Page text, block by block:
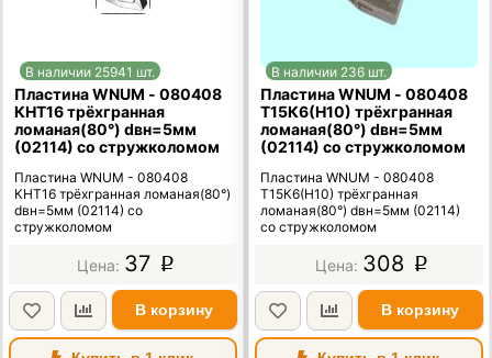
В наличии 25941 шт.
Пластина WNUM - 080408
КНТ16 трёхгранная
ломаная(80°) dвн=5мм
(02114) со стружколомом
Пластина WNUM - 080408
КНТ16 трёхгранная ломаная(80°)
dвн=5мм (02114) со
стружколомом
37 p
В корзину
В наличии 236 шт.
Пластина WNUM - 080408
Т15К6(Н10) трёхгранная
ломаная(80°) dвн=5мм
(02114) со стружколомом
Пластина WNUM - 080408
Т15К6(Н10) трёхгранная
ломаная(80°) dвн=5мм (02114)
со стружколомом
308 p
В корзину